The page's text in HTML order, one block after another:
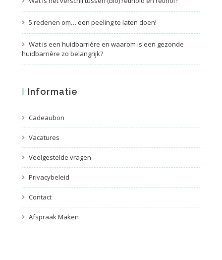
5 redenen om… een peeling te laten doen!
Wat is een huidbarrière en waarom is een gezonde
huidbarrière zo belangrijk?
Informatie
Cadeaubon
Vacatures
Veelgestelde vragen
Privacybeleid
Contact
Afspraak Maken